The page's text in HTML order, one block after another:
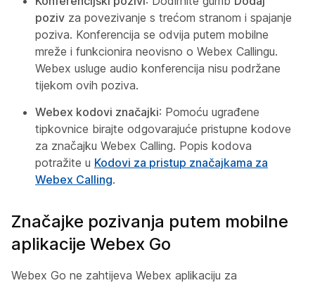
poziv za povezivanje s trećom stranom i spajanje
poziva. Konferencija se odvija putem mobilne
mreže i funkcionira neovisno o Webex Callingu.
Webex usluge audio konferencija nisu podržane
tijekom ovih poziva.
Webex kodovi značajki: Pomoću ugrađene
tipkovnice birajte odgovarajuće pristupne kodove
za značajku Webex Calling. Popis kodova
potražite u Kodovi za pristup značajkama za
Webex Calling.
Značajke pozivanja putem mobilne
aplikacije Webex Go
Webex Go ne zahtijeva Webex aplikaciju za